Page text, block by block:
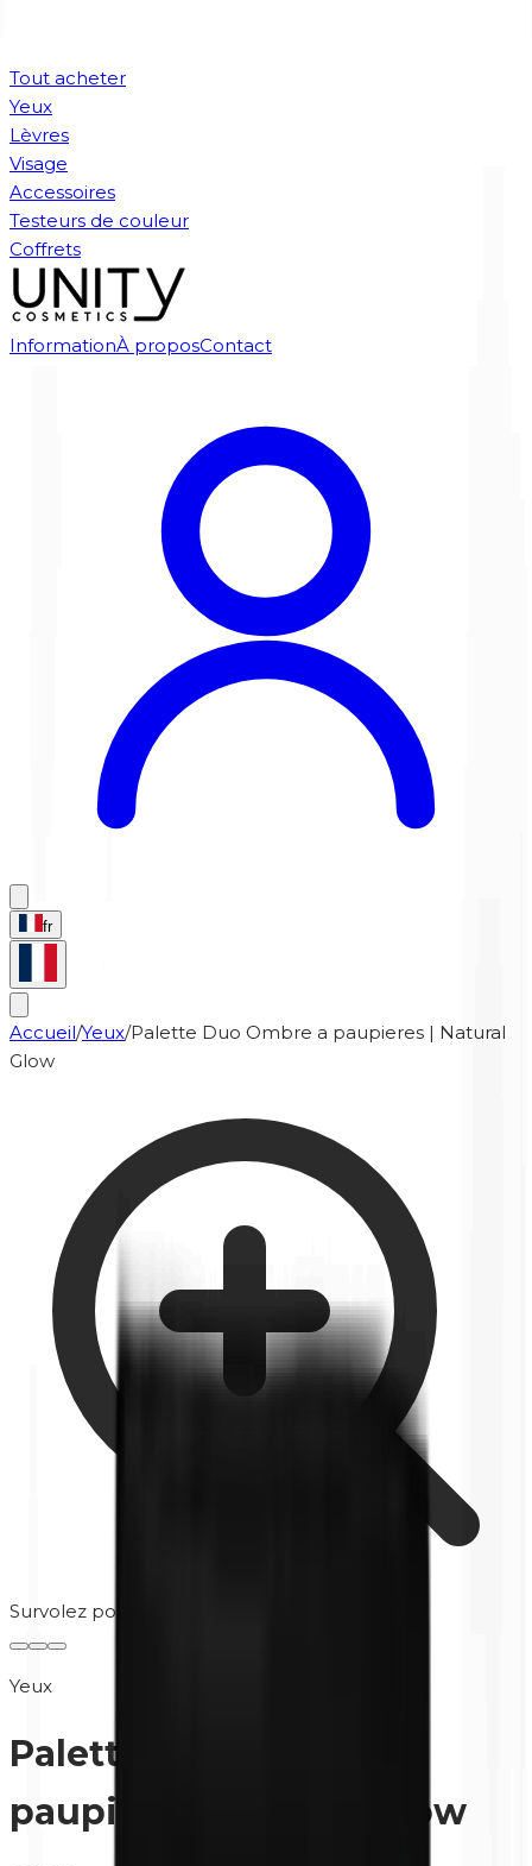
Tout acheter
Yeux
Lèvres
Visage
Accessoires
Testeurs de couleur
Coffrets
InformationÀ proposContact
fr
Accueil/Yeux/Palette Duo Ombre a paupieres | Natural
Glow
Survolez pour zoomer
Yeux
Palette Duo Ombre a
paupieres | Natural Glow